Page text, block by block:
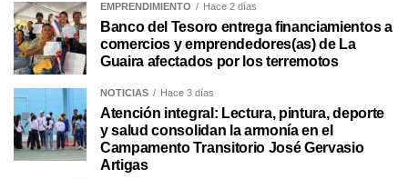
EMPRENDIMIENTO Hace 2 días
Banco del Tesoro entrega financiamientos a
comercios y emprendedores(as) de La
Guaira afectados por los terremotos
NOTICIAS Hace 3 días
Atención integral: Lectura, pintura, deporte
y salud consolidan la armonía en el
Campamento Transitorio José Gervasio
Artigas